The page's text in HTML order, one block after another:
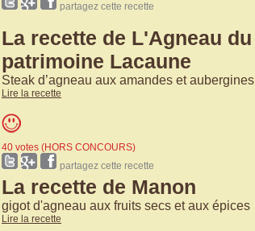
partagez cette recette
La recette de L'Agneau du
patrimoine Lacaune
Steak d’agneau aux amandes et aubergines
Lire la recette
40 votes (HORS CONCOURS)
partagez cette recette
La recette de Manon
gigot d'agneau aux fruits secs et aux épices
Lire la recette